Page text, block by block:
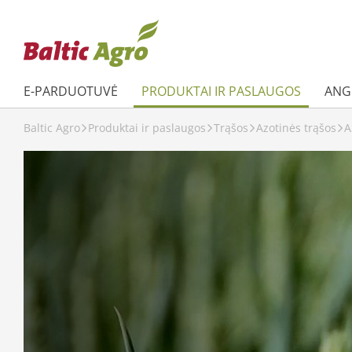
E-PARDUOTUVĖ PRODUKTAI IR PASLAUGOS
Baltic Agro Produktai ir paslaugos Trąšos Azotinės trąšos